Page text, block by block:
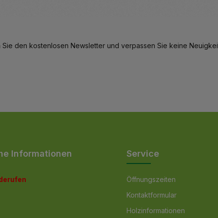
Sie den kostenlosen Newsletter und verpassen Sie keine
Informationen Service
Öffnungszeiten
Kontaktformular
Holzinformationen